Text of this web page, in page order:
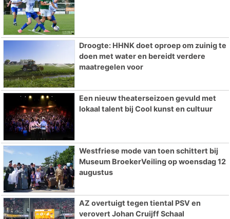
Droogte: HHNK doet oproep om zuinig te
doen met water en bereidt verdere
maatregelen voor
Een nieuw theaterseizoen gevuld met
lokaal talent bij Cool kunst en cultuur
Westfriese mode van toen schittert bij
Museum BroekerVeiling op woensdag 12
augustus
AZ overtuigt tegen tiental PSV en
verovert Johan Cruijff Schaal